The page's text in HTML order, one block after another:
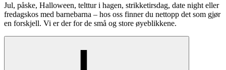
Jul, påske, Halloween, telttur i hagen, strikketirsdag, date night eller
fredagskos med barnebarna – hos oss finner du nettopp det som gjør
en forskjell. Vi er der for de små og store øyeblikkene.